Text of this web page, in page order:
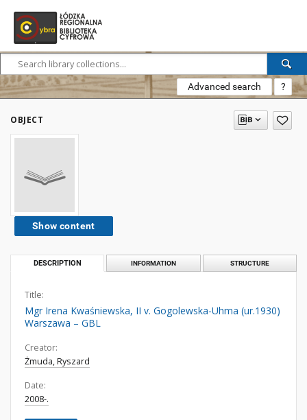
Advanced search ?
OBJECT
Show content
DESCRIPTION INFORMATION STRUCTURE
Title:
Mgr Irena Kwaśniewska, II v. Gogolewska-Uhma (ur.1930)
Warszawa – GBL
Creator:
Żmuda, Ryszard
Date:
2008-.